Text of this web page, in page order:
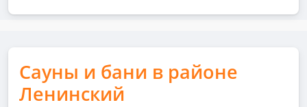
Сауны и бани в районе
Ленинский